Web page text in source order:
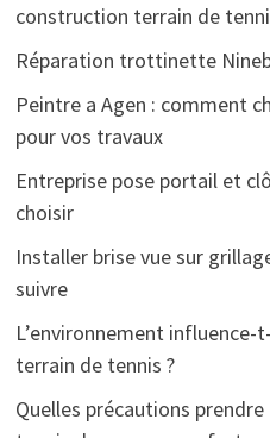
construction terrain de
Réparation trottinette
Peintre a Agen : comment
pour vos travaux
Entreprise pose portail et
choisir
Installer brise vue sur
suivre
L’environnement
terrain de tennis ?
Quelles précautions